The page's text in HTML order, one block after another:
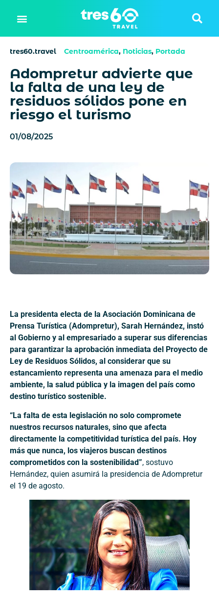
tres60.travel Centroamérica, Noticias, Portada
Adompretur advierte que
la falta de una ley de
residuos sólidos pone en
riesgo el turismo
01/08/2025
La presidenta electa de la Asociación Dominicana de
Prensa Turística (Adompretur), Sarah Hernández, instó
al Gobierno y al empresariado a superar sus diferencias
para garantizar la aprobación inmediata del Proyecto de
Ley de Residuos Sólidos, al considerar que su
estancamiento representa una amenaza para el medio
ambiente, la salud pública y la imagen del país como
destino turístico sostenible.
“La falta de esta legislación no solo compromete
nuestros recursos naturales, sino que afecta
directamente la competitividad turística del país. Hoy
más que nunca, los viajeros buscan destinos
comprometidos con la sostenibilidad”, sostuvo
Hernández, quien asumirá la presidencia de Adompretur
el 19 de agosto.